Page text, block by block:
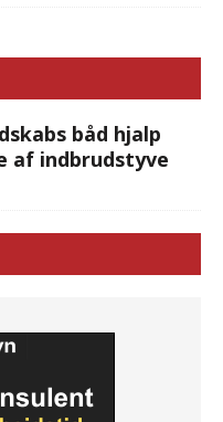
båd hjalp
af indbrudstyve